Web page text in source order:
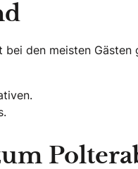
den meisten Gästen